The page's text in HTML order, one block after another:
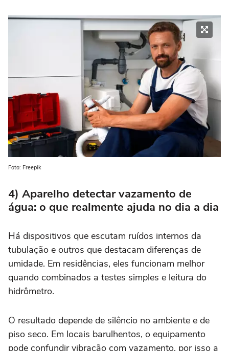
Foto: Freepik
4) Aparelho detectar vazamento de
água: o que realmente ajuda no dia a dia
Há dispositivos que escutam ruídos internos da
tubulação e outros que destacam diferenças de
umidade. Em residências, eles funcionam melhor
quando combinados a testes simples e leitura do
hidrômetro.
O resultado depende de silêncio no ambiente e de
piso seco. Em locais barulhentos, o equipamento
pode confundir vibração com vazamento, por isso a